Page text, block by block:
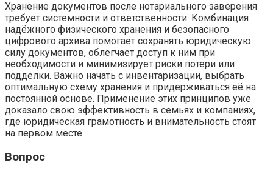
Хранение документов после нотариального заверения
требует системности и ответственности. Комбинация
надёжного физического хранения и безопасного
цифрового архива помогает сохранять юридическую
силу документов, облегчает доступ к ним при
необходимости и минимизирует риски потери или
подделки. Важно начать с инвентаризации, выбрать
оптимальную схему хранения и придерживаться её на
постоянной основе. Применение этих принципов уже
доказало свою эффективность в семьях и компаниях,
где юридическая грамотность и внимательность стоят
на первом месте.
Вопрос